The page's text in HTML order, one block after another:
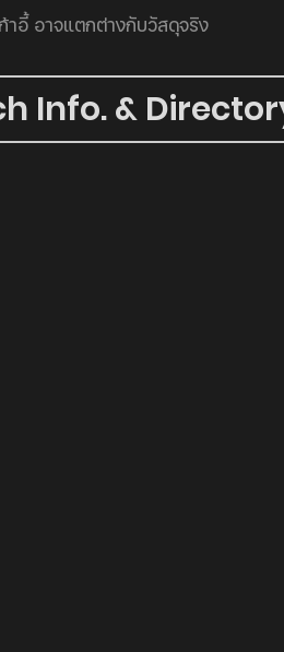
าอี้ อาจแตกต่างกับวัสดุจริง
Info. &